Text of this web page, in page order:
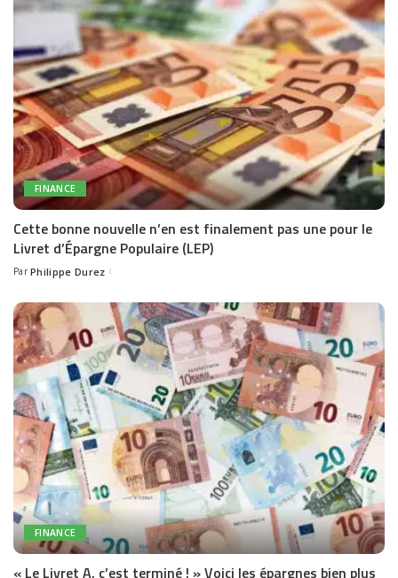
FINANCE
Cette bonne nouvelle n’en est finalement pas une pour le
Livret d’Épargne Populaire (LEP)
Posted
Par Philippe Durez
FINANCE
« Le Livret A, c’est terminé ! » Voici les épargnes bien plus